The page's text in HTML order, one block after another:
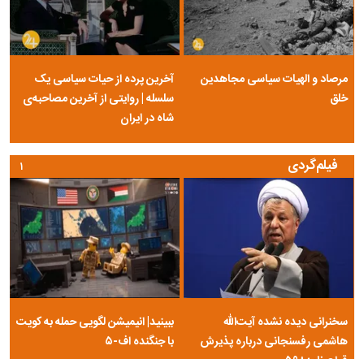
مرصاد و الهیات سیاسی مجاهدین
خلق
آخرین پرده از حیات سیاسی یک
سلسله | روایتی از آخرین مصاحبه‌ی
شاه در ایران
فیلم‌گردی
سخنرانی دیده نشده آیت‌الله
هاشمی رفسنجانی درباره پذیرش
ببینید| انیمیشن لگویی حمله به کویت
با جنگنده اف-۵
۱